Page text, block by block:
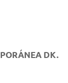
DK.